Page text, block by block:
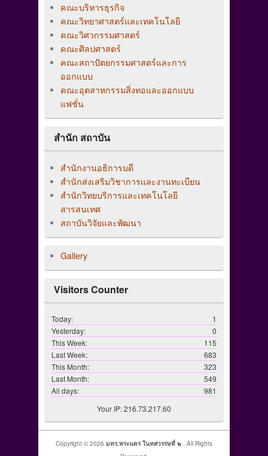
คณะบริหารธุรกิจ
คณะวิทยาศาสตร์และเทคโนโลยี
คณะวิศวกรรมศาสตร์
คณะศิลปศาสตร์
คณะสถาปัตยกรรมศาสตร์และการ
ออกแบบ
คณะอุตสาหกรรมสิ่งทอและออกแบบ
แฟชั่น
สำนัก สถาบัน
สำนักงานอธิการบดี
สำนักส่งเสริมวิชาการและงานทะเบียน
สำนักวิทยบริการและเทคโนโลยี
สารสนเทศ
สถาบันวิจัยและพัฒนา
Gallery
Visitors Counter
Today:
1
Yesterday:
0
This Week:
115
Last Week:
683
This Month:
323
Last Month:
549
All days:
981
Your IP: 216.73.217.60
Copyright © 2026 มทร.พระนคร ในทศวรรษที่ ๒ . All Rights